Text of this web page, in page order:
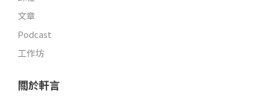
文章
Podcast
工作坊
關於軒言